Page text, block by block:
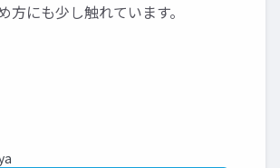
方にも少し触れています。